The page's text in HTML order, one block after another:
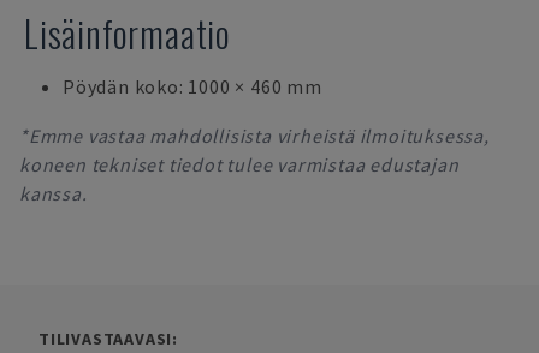
Lisäinformaatio
Pöydän koko: 1000 × 460 mm
*Emme vastaa mahdollisista virheistä ilmoituksessa,
koneen tekniset tiedot tulee varmistaa edustajan
kanssa.
TILIVASTAAVASI: